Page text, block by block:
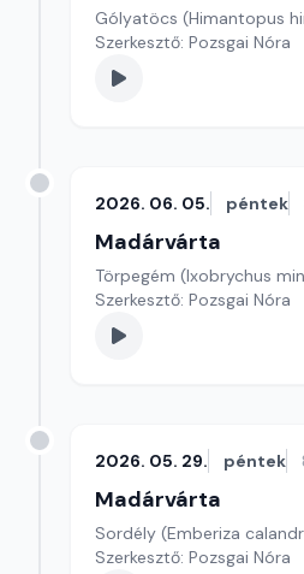
Gólyatöcs (Himantopus
Szerkesztő: Pozsgai Nóra
2026. 06. 05. péntek
Madárvárta
Törpegém (Ixobrychus
Szerkesztő: Pozsgai Nóra
2026. 05. 29. péntek
Madárvárta
Sordély (Emberiza
Szerkesztő: Pozsgai Nóra